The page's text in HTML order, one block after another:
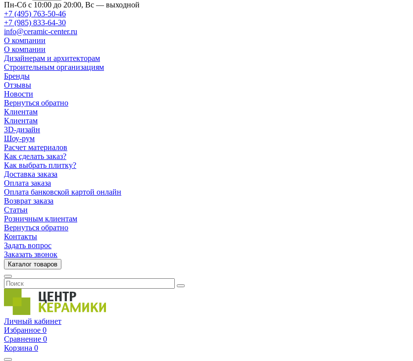
Пн-Сб с 10:00 до 20:00, Вс — выходной
+7 (495) 763-50-46
+7 (985) 833-64-30
info@ceramic-center.ru
О компании
О компании
Дизайнерам и архитекторам
Строительным организациям
Бренды
Отзывы
Новости
Вернуться обратно
Клиентам
Клиентам
3D-дизайн
Шоу-рум
Расчет материалов
Как сделать заказ?
Как выбрать плитку?
Доставка заказа
Оплата заказа
Оплата банковской картой онлайн
Возврат заказа
Статьи
Розничным клиентам
Вернуться обратно
Контакты
Задать вопрос
Заказать звонок
Каталог товаров
Личный кабинет
Избранное 0
Сравнение 0
Корзина 0